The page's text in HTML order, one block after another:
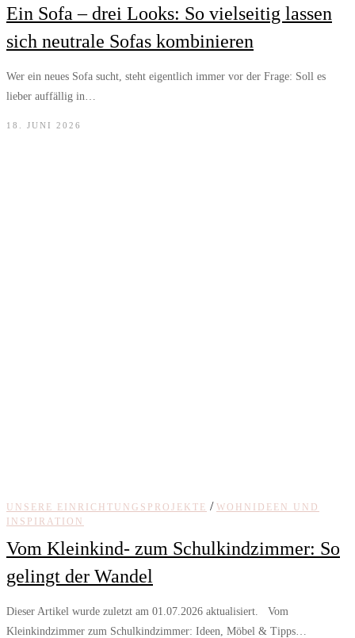
Ein Sofa – drei Looks: So vielseitig lassen
sich neutrale Sofas kombinieren
Wer ein neues Sofa sucht, steht eigentlich immer vor der Frage: Soll es
lieber auffällig in…
18. JUNI 2026
UNSERE EINRICHTUNGSPROJEKTE / WOHNIDEEN UND
INSPIRATION
Vom Kleinkind- zum Schulkindzimmer: So
gelingt der Wandel
Dieser Artikel wurde zuletzt am 01.07.2026 aktualisiert. Vom
Kleinkindzimmer zum Schulkindzimmer: Ideen, Möbel & Tipps…